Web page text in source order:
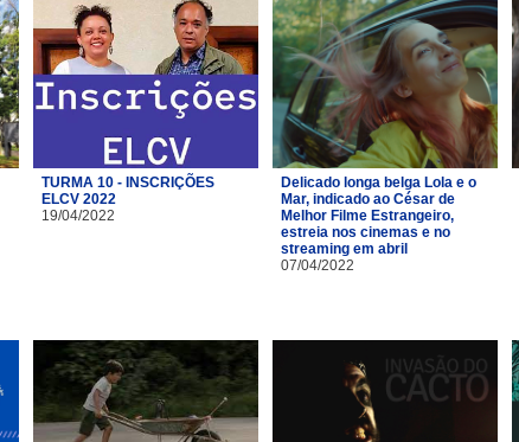
TURMA 10 - INSCRIÇÕES
ELCV 2022
19/04/2022
Delicado longa belga Lola e o
Mar, indicado ao César de
Melhor Filme Estrangeiro,
estreia nos cinemas e no
streaming em abril
07/04/2022